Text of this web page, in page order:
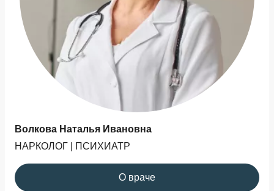
Волкова Наталья Ивановна
НАРКОЛОГ | ПСИХИАТР
О враче